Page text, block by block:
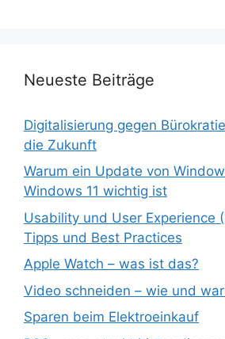
Neueste Beiträge
Digitalisierung gegen
die Zukunft
Warum ein Update von
Windows 11 wichtig ist
Usability und User Experience
Tipps und Best Practices
Apple Watch – was ist das?
Video schneiden – wie und
Sparen beim Elektroeinkauf